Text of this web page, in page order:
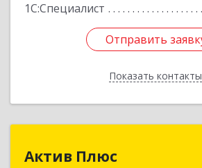
1С:Специалист
Отправить
Показать контакты
Отправить
Назад
Актив Плюс